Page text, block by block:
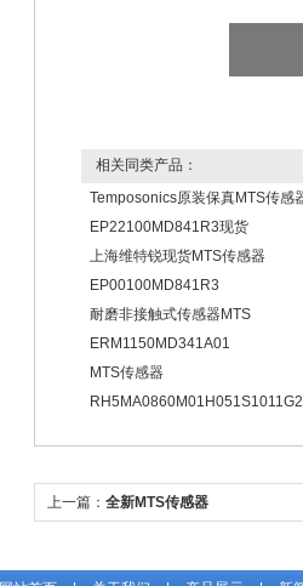
相关同类产品：
Temposonics原装保真MTS传感
EP22100MD841R3现货
上海维特锐现货MTS传感器
EP00100MD841R3
耐磨非接触式传感器MTS
ERM1150MD341A01
MTS传感器
上一篇： 全新MTS传感器